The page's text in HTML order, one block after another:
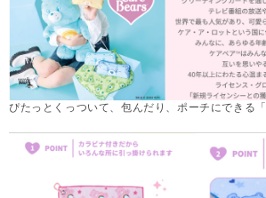
ぴたっとくっついて、包んだり、ポーチにできる「